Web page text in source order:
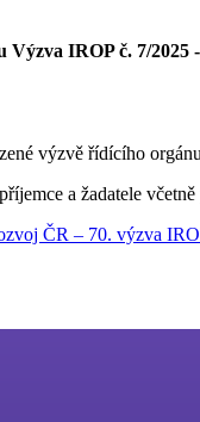
Výzva IROP č. 7/
výzvě řídícího
a žadatele
ČR – 70. výzva